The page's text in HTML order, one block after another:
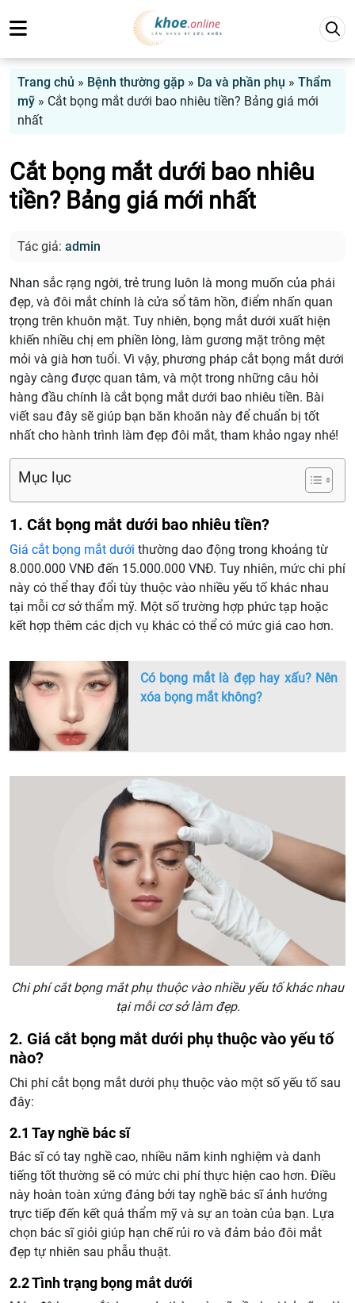
Trang chủ » Bệnh thường gặp » Da và phần phụ » Thẩm
mỹ » Cắt bọng mắt dưới bao nhiêu tiền? Bảng giá mới
nhất
Cắt bọng mắt dưới bao nhiêu
tiền? Bảng giá mới nhất
Tác giả: admin
Nhan sắc rạng ngời, trẻ trung luôn là mong muốn của phái
đẹp, và đôi mắt chính là cửa sổ tâm hồn, điểm nhấn quan
trọng trên khuôn mặt. Tuy nhiên, bọng mắt dưới xuất hiện
khiến nhiều chị em phiền lòng, làm gương mặt trông mệt
mỏi và già hơn tuổi. Vì vậy, phương pháp cắt bọng mắt dưới
ngày càng được quan tâm, và một trong những câu hỏi
hàng đầu chính là cắt bọng mắt dưới bao nhiêu tiền. Bài
viết sau đây sẽ giúp bạn băn khoăn này để chuẩn bị tốt
nhất cho hành trình làm đẹp đôi mắt, tham khảo ngay nhé!
Mục lục
1. Cắt bọng mắt dưới bao nhiêu tiền?
Giá cắt bọng mắt dưới thường dao động trong khoảng từ
8.000.000 VNĐ đến 15.000.000 VNĐ. Tuy nhiên, mức chi phí
này có thể thay đổi tùy thuộc vào nhiều yếu tố khác nhau
tại mỗi cơ sở thẩm mỹ. Một số trường hợp phức tạp hoặc
kết hợp thêm các dịch vụ khác có thể có mức giá cao hơn.
Có bọng mắt là đẹp hay xấu? Nên
xóa bọng mắt không?
Chi phí cắt bọng mắt phụ thuộc vào nhiều yếu tố khác nhau
tại mỗi cơ sở làm đẹp.
2. Giá cắt bọng mắt dưới phụ thuộc vào yếu tố
nào?
Chi phí cắt bọng mắt dưới phụ thuộc vào một số yếu tố sau
đây:
2.1 Tay nghề bác sĩ
Bác sĩ có tay nghề cao, nhiều năm kinh nghiệm và danh
tiếng tốt thường sẽ có mức chi phí thực hiện cao hơn. Điều
này hoàn toàn xứng đáng bởi tay nghề bác sĩ ảnh hưởng
trực tiếp đến kết quả thẩm mỹ và sự an toàn của bạn. Lựa
chọn bác sĩ giỏi giúp hạn chế rủi ro và đảm bảo đôi mắt
đẹp tự nhiên sau phẫu thuật.
2.2 Tình trạng bọng mắt dưới